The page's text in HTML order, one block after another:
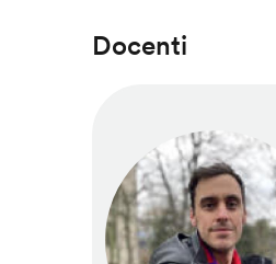
Docenti